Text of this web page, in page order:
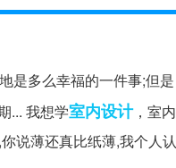
是多么幸福的一件事;但是
... 我想学室内设计，室内
说薄还真比纸薄,我个人认